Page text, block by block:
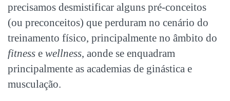
precisamos desmistificar alguns pré-conceitos
(ou preconceitos) que perduram no cenário do
treinamento físico, principalmente no âmbito do
fitness e wellness, aonde se enquadram
principalmente as academias de ginástica e
musculação.